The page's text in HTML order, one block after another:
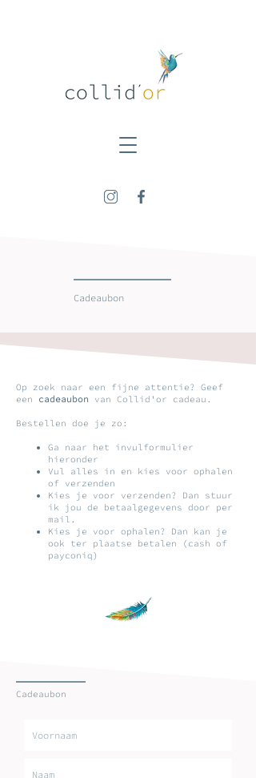
Cadeaubon
Op zoek naar een fijne attentie? Geef
een cadeaubon van Collid'or cadeau.
Bestellen doe je zo:
Ga naar het invulformulier
hieronder
Vul alles in en kies voor ophalen
of verzenden
Kies je voor verzenden? Dan stuur
ik jou de betaalgegevens door per
mail.
Kies je voor ophalen? Dan kan je
ook ter plaatse betalen (cash of
payconiq)
Cadeaubon